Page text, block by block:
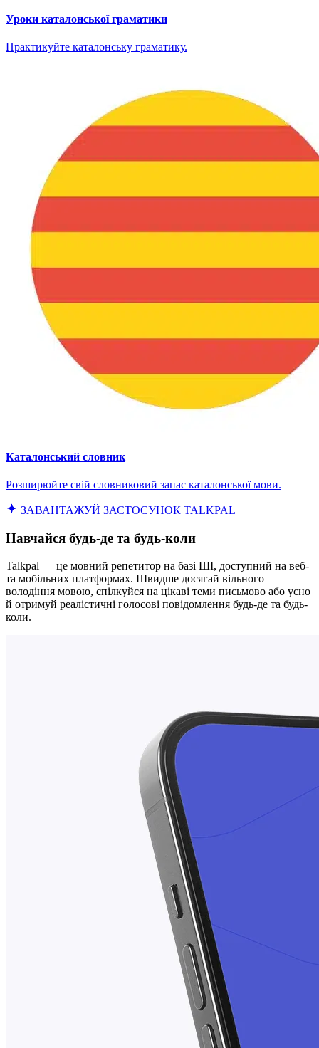
Уроки каталонської граматики
Практикуйте каталонську граматику.
Каталонський словник
Розширюйте свій словниковий запас каталонської мови.
ЗАВАНТАЖУЙ ЗАСТОСУНОК TALKPAL
Навчайся будь-де та будь-коли
Talkpal — це мовний репетитор на базі ШІ, доступний на веб-
та мобільних платформах. Швидше досягай вільного
володіння мовою, спілкуйся на цікаві теми письмово або усно
й отримуй реалістичні голосові повідомлення будь-де та будь-
коли.